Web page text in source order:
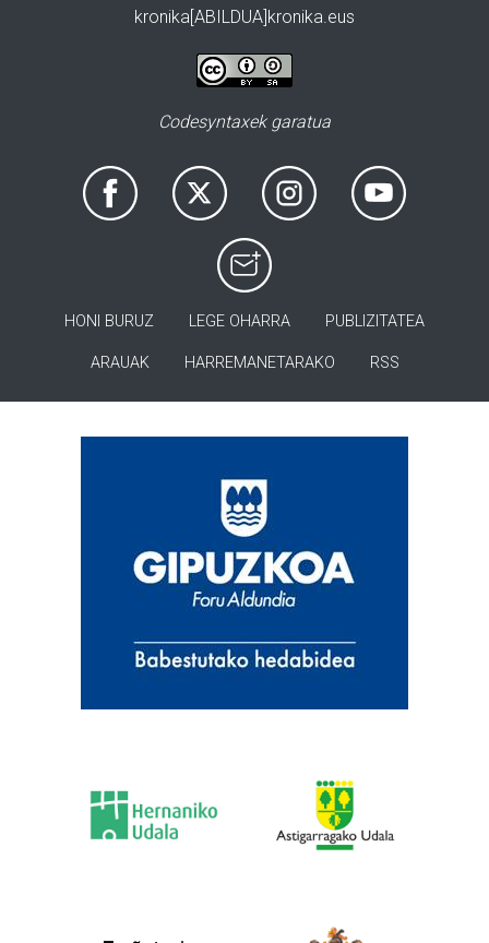
kronika[ABILDUA]kronika.eus
Codesyntaxek garatua
HONI BURUZ LEGE OHARRA PUBLIZITATEA
ARAUAK HARREMANETARAKO RSS